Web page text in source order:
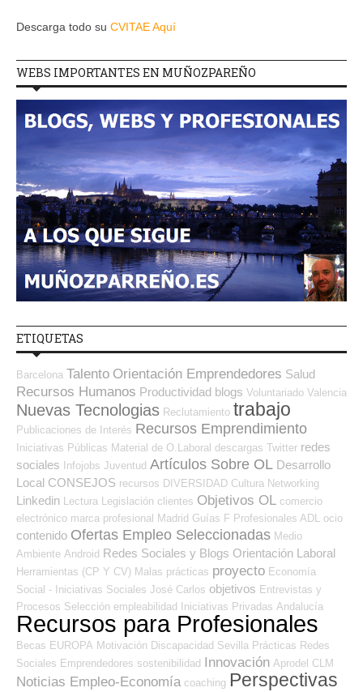
Descarga todo su CVITAE Aquí
WEBS IMPORTANTES EN MUÑOZPAREÑO
ETIQUETAS
Barcelona Talento Orientación Emprendedores Salud
Recursos Humanos Productividad blogs Voluntariado Valencia
Nuevas Tecnologias Reclutamiento trabajo
Publicaciones de Interés Recursos Emprendimiento
Iniciativas Públicas Material de O.Laboral descargas Twitter redes
sociales Infojobs Juventud Artículos Sobre OL Desarrollo
Local CONSEJOS recursos DIVERSIDAD Cultura Networking
Linkedin Lectura Legislación clientes Objetivos OL comercio
electrónico marca profesional Madrid Guías F Profesionales ADL ocio
contenido Ofertas Empleo Seleccionadas Medio
Ambiente Android Redes Sociales y Blogs Orientación Laboral
Herramientas (CP Y CV) Malas prácticas proyecto Economía
Social - Iniciativas Sociales José Carlos objetivos Entrevistas y
Procesos Selección empleabilidad Iniciativas Privadas Andalucía
Recursos para Profesionales
Becas EUROPA Motivación Discapacidad Sevilla Prácticas Redes
Sociales Emprendedores sostenibilidad Innovación Aprodel CLM
Noticias Empleo-Economía coaching Perspectivas